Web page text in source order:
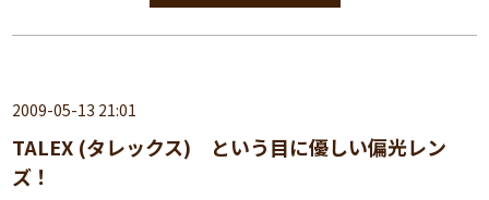
2009-05-13 21:01
TALEX (タレックス) という目に優しい偏光レン
ズ！